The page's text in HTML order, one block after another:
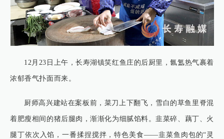
12月23日上午，长寿湖镇笑红鱼庄的后厨里，氤氲热气裹着
浓郁香气扑面而来。
厨师高兴建站在案板前，菜刀上下翻飞，雪白的草鱼里脊混
着肥瘦相间的猪后腿肉，渐渐化为细腻馅料。韭菜碎、藕丁、火
腿丁依次入馅，一番揉捏搅拌，特色美食——韭菜鱼肉包的“灵